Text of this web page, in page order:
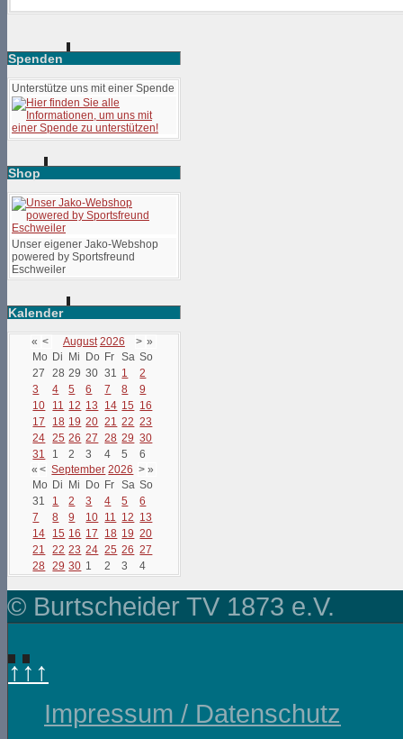
Spenden
Unterstütze uns mit einer Spende
Shop
Unser eigener Jako-Webshop
powered by Sportsfreund
Eschweiler
Kalender
« < August 2026 > »
Mo Di Mi Do Fr Sa So
27
28 29 30 31 1
2
3
4 5 6 7 8
9
10
11 12 13 14 15 16
17
18 19 20 21 22 23
24 25 26 27 28 29 30
31
1 2 3 4 5
6
« < September 2026 > »
Mo Di Mi Do Fr Sa So
31
1 2 3 4 5
6
7
8 9 10 11 12 13
14
15 16 17 18 19 20
21
22 23 24 25 26 27
28 29 30 1 2 3 4
© Burtscheider TV 1873 e.V.
↑↑↑
Impressum / Datenschutz